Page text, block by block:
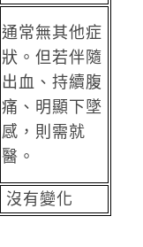
通常無其他症
狀。但若伴隨
出血、持續腹
痛、明顯下墜
感，則需就
醫。
沒有變化